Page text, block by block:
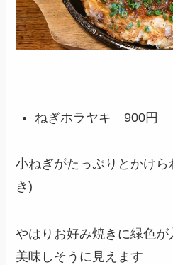
ねぎホラヤキ 900円
小ねぎがたっぷりとかけ
き)
やはりお好み焼きに緑色が
美味しそうに見えます